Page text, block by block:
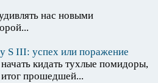
нас новыми
S III: успех или поражение
кидать тухлые помидоры,
итог прошедшей...